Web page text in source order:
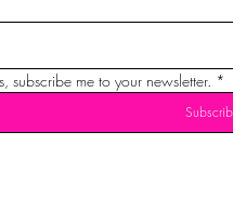
subscribe me to your newsletter. *